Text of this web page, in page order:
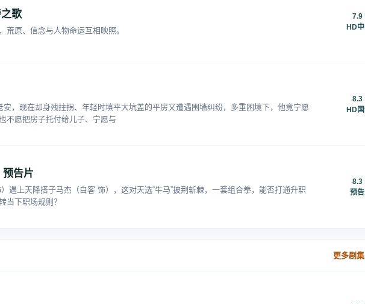
歌
荒原、信念与人物命运互相映照。
7.9
HD
安，现在却身残拄拐、年轻时填平大坑盖的平房又遭遇围墙纠纷，多重困境下，他竟宁愿
不愿把房子托付给儿子、宁愿与
8.3
HD
预告片
遇上天降搭子马杰（白客 饰），这对天选“牛马”披荆斩棘，一套组合拳，能否打通升职
当下职场规则？
8.3
预
更多剧